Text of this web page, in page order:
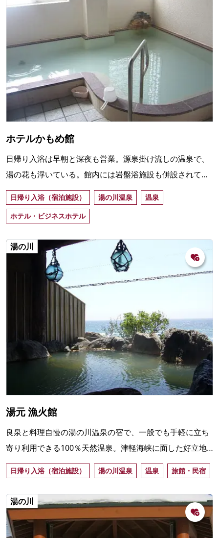
ホテルかもめ館
日帰り入浴は早朝と深夜も営業。源泉掛け流しの温泉で、
湯の花も浮いている。館内には岩盤浴施設も併設されてお
り、地元市民に親しまれている。
日帰り入浴（宿泊施設） 湯の川温泉
温泉
ホテル・ビジネスホテル
湯の川
湯元 漁火館
良泉と料理自慢の湯の川温泉の宿で、一般でも手軽に立ち
寄り利用できる100％天然温泉。津軽海峡に面した好立地
で、海と函館山を望む岩造りの露天風呂が魅力。
日帰り入浴（宿泊施設） 湯の川温泉 温泉 旅館・民宿
湯の川